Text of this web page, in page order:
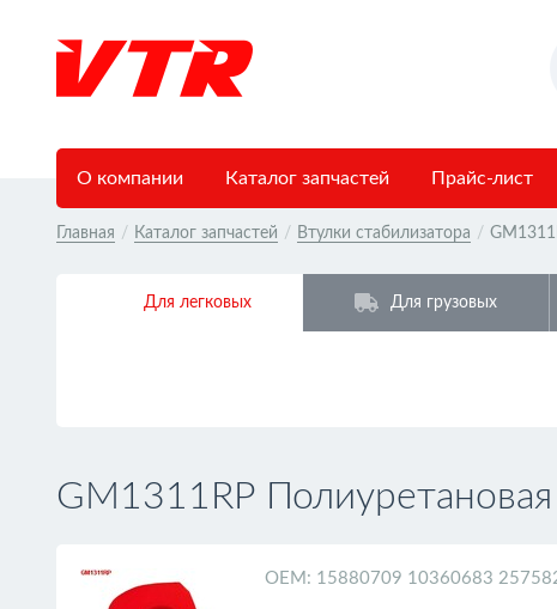
О компании Каталог запчастей Прайс-лист
Главная / Каталог запчастей / Втулки стабилизатора /
Для легковых Для грузовых
GM1311RP
ОЕМ: 15880709 10360683